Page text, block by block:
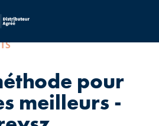
pour
meilleurs -